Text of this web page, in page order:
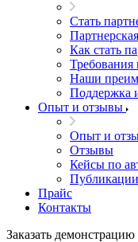
Стать
Как стать
Требования
Наши
Поддержка
Опыт и отзывы
Опыт и
Отзывы
Кейсы по
Публикации
Прайс
Контакты
Заказать демонстрацию